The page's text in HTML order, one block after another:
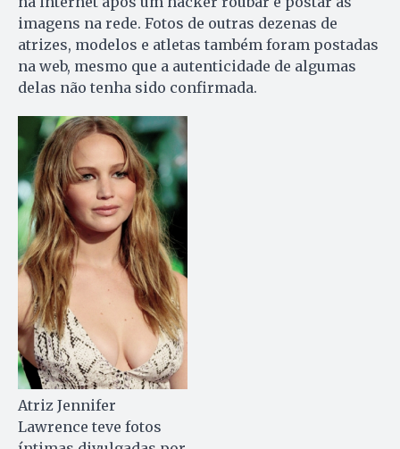
imagens na rede. Fotos de outras dezenas de
atrizes, modelos e atletas também foram postadas
na web, mesmo que a autenticidade de algumas
delas não tenha sido confirmada.
Atriz Jennifer
Lawrence teve fotos